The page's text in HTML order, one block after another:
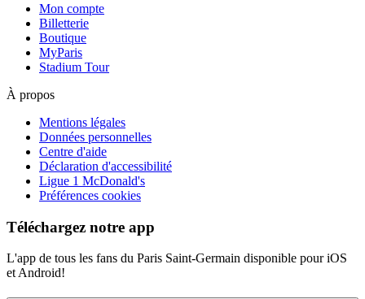
Mon compte
Billetterie
Boutique
MyParis
Stadium Tour
À propos
Mentions légales
Données personnelles
Centre d'aide
Déclaration d'accessibilité
Ligue 1 McDonald's
Préférences cookies
Téléchargez notre app
L'app de tous les fans du Paris Saint-Germain disponible pour iOS
et Android!